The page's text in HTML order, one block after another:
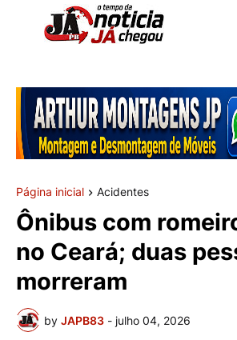
Página inicial Acidentes
Ônibus com
no Ceará; duas
morreram
by JAPB83 - julho 04, 2026